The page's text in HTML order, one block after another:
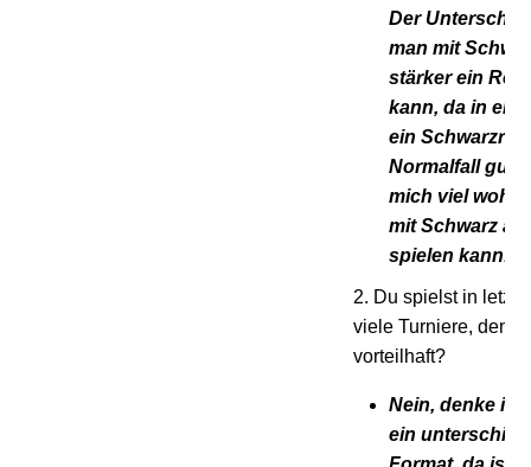
Der
man mit
stärker ein
kann, da in
ein
Normalfall gut
mich viel
mit Schwarz
spielen kann.
2. Du spielst in
viele Turniere,
vorteilhaft?
Nein, denke
ein